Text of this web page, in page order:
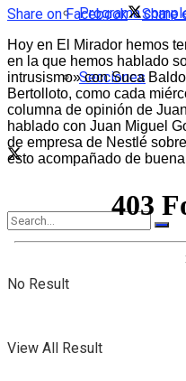
Programa
Secciones
No Result
View All Result
Share on Facebook Share
Hoy en El Mirador hemos
en la que hemos hablado
intrusismo» con Suca
Bertolloto, como cada
columna de opinión de
hablado con Juan Miguel
de empresa de Nestlé
esto acompañado de